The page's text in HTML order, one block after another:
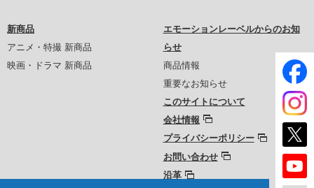
新商品
アニメ・特撮 新商品
映画・ドラマ 新商品
エモーションレーベルからのお知
らせ
商品情報
重要なお知らせ
このサイトについて
会社情報
プライバシーポリシー
お問い合わせ
沿革